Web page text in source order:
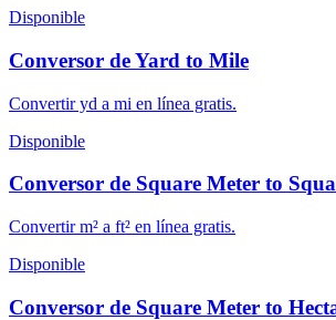
Disponible
Conversor de Yard to Mile
Convertir yd a mi en línea gratis.
Disponible
Conversor de Square Meter to
Convertir m² a ft² en línea gratis.
Disponible
Conversor de Square Meter to